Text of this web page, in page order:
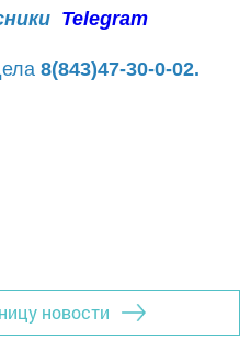
Telegram
8(843)47-30-0-02.
новости